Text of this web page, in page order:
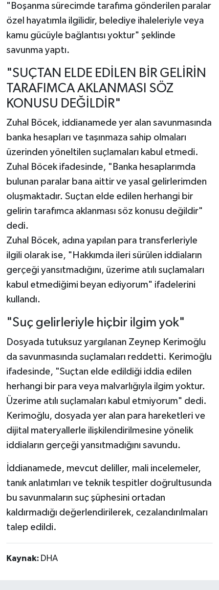
"Boşanma sürecimde tarafıma gönderilen paralar
özel hayatımla ilgilidir, belediye ihaleleriyle veya
kamu gücüyle bağlantısı yoktur" şeklinde
savunma yaptı.
"SUÇTAN ELDE EDİLEN BİR GELİRİN
TARAFIMCA AKLANMASI SÖZ
KONUSU DEĞİLDİR"
Zuhal Böcek, iddianamede yer alan savunmasında
banka hesapları ve taşınmaza sahip olmaları
üzerinden yöneltilen suçlamaları kabul etmedi.
Zuhal Böcek ifadesinde, "Banka hesaplarımda
bulunan paralar bana aittir ve yasal gelirlerimden
oluşmaktadır. Suçtan elde edilen herhangi bir
gelirin tarafımca aklanması söz konusu değildir"
dedi.
Zuhal Böcek, adına yapılan para transferleriyle
ilgili olarak ise, "Hakkımda ileri sürülen iddiaların
gerçeği yansıtmadığını, üzerime atılı suçlamaları
kabul etmediğimi beyan ediyorum" ifadelerini
kullandı.
"Suç gelirleriyle hiçbir ilgim yok"
Dosyada tutuksuz yargılanan Zeynep Kerimoğlu
da savunmasında suçlamaları reddetti. Kerimoğlu
ifadesinde, "Suçtan elde edildiği iddia edilen
herhangi bir para veya malvarlığıyla ilgim yoktur.
Üzerime atılı suçlamaları kabul etmiyorum" dedi.
Kerimoğlu, dosyada yer alan para hareketleri ve
dijital materyallerle ilişkilendirilmesine yönelik
iddiaların gerçeği yansıtmadığını savundu.
İddianamede, mevcut deliller, mali incelemeler,
tanık anlatımları ve teknik tespitler doğrultusunda
bu savunmaların suç şüphesini ortadan
kaldırmadığı değerlendirilerek, cezalandırılmaları
talep edildi.
Kaynak: DHA